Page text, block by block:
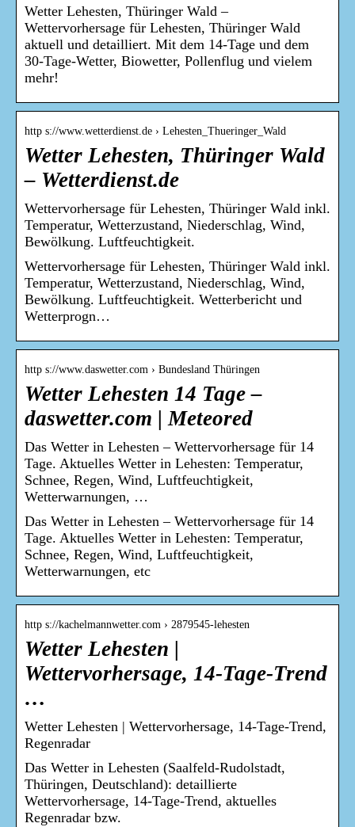
Wetter Lehesten, Thüringer Wald –
Wettervorhersage für Lehesten, Thüringer Wald
aktuell und detailliert. Mit dem 14-Tage und dem
30-Tage-Wetter, Biowetter, Pollenflug und vielem
mehr!
http s://www.wetterdienst.de › Lehesten_Thueringer_Wald
Wetter Lehesten, Thüringer Wald
– Wetterdienst.de
Wettervorhersage für Lehesten, Thüringer Wald inkl.
Temperatur, Wetterzustand, Niederschlag, Wind,
Bewölkung. Luftfeuchtigkeit.
Wettervorhersage für Lehesten, Thüringer Wald inkl.
Temperatur, Wetterzustand, Niederschlag, Wind,
Bewölkung. Luftfeuchtigkeit. Wetterbericht und
Wetterprogn…
http s://www.daswetter.com › Bundesland Thüringen
Wetter Lehesten 14 Tage –
daswetter.com | Meteored
Das Wetter in Lehesten – Wettervorhersage für 14
Tage. Aktuelles Wetter in Lehesten: Temperatur,
Schnee, Regen, Wind, Luftfeuchtigkeit,
Wetterwarnungen, …
Das Wetter in Lehesten – Wettervorhersage für 14
Tage. Aktuelles Wetter in Lehesten: Temperatur,
Schnee, Regen, Wind, Luftfeuchtigkeit,
Wetterwarnungen, etc
http s://kachelmannwetter.com › 2879545-lehesten
Wetter Lehesten |
Wettervorhersage, 14-Tage-Trend
…
Wetter Lehesten | Wettervorhersage, 14-Tage-Trend,
Regenradar
Das Wetter in Lehesten (Saalfeld-Rudolstadt,
Thüringen, Deutschland): detaillierte
Wettervorhersage, 14-Tage-Trend, aktuelles
Regenradar bzw.